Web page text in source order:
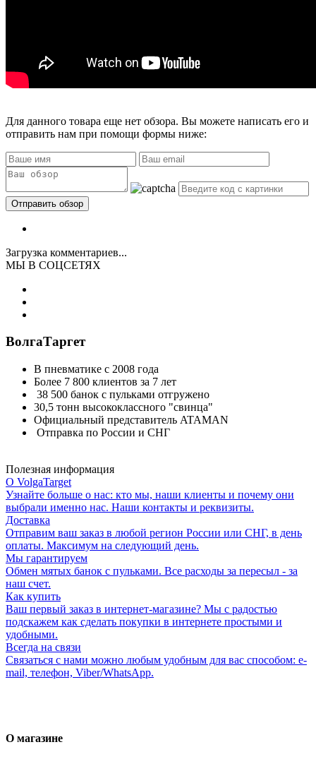
Для данного товара еще нет обзора. Вы можете написать его и
отправить нам при помощи формы ниже:
Загрузка комментариев...
МЫ В СОЦСЕТЯХ
ВолгаТаргет
В пневматике с 2008 года
Более 7 800 клиентов за 7 лет
38 500 банок с пульками отгружено
30,5 тонн высококлассного "свинца"
Официальный представитель ATAMAN
Отправка по России и СНГ
Полезная информация
О VolgaTarget
Узнайте больше о нас: кто мы, наши клиенты и почему они
выбрали именно нас. Наши контакты и реквизиты.
Доставка
Отправим ваш заказ в любой регион России или СНГ, в день
оплаты. Максимум на следующий день.
Мы гарантируем
Обмен мятых банок с пульками. Все расходы за пересыл - за
наш счет.
Как купить
Ваш первый заказ в интернет-магазине? Мы с радостью
подскажем как сделать покупки в интернете простыми и
удобными.
Всегда на связи
Связаться с нами можно любым удобным для вас способом: e-
mail, телефон, Viber/WhatsApp.
О магазине